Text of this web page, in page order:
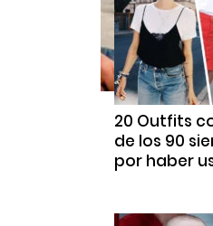
20 Outfits
de los 90
por haber